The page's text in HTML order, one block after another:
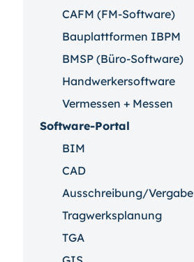
CAFM (FM-Software)
Bauplattformen IBPM
BMSP (Büro-Software)
Handwerkersoftware
Vermessen + Messen
Software-Portal
BIM
CAD
Ausschreibung/Vergabe
Tragwerksplanung
TGA